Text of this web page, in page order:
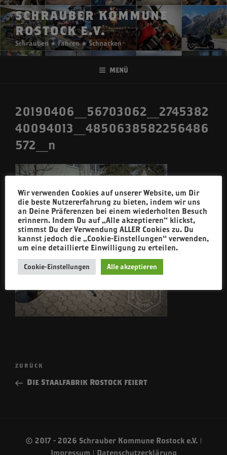
Zum
Inhalt
springen
SCHRAUBER KOMMUNE
ROSTOCK E.V.
Schrauben ★ Fahren ★ Schnacken
Menü
20190406_56703062_2745382
40094013_4850638582256486
572_n
Beitragsnavigation
Vorheriger
Beitrag
ZURÜCK
Die Staalfabrik Rostock feiert
© 2017 - 2026 Schrauber Kommune Rostock e.V. |
Impressum | Datenschutzerklärung
Wir verwenden Cookies auf unserer Website, um Dir
die beste Nutzererfahrung zu bieten, indem wir uns
an Deine Präferenzen bei einem wiederholten Besuch
erinnern. Indem Du auf „Alle akzeptieren“ klickst,
stimmst Du der Verwendung ALLER Cookies zu. Du
kannst jedoch die „Cookie-Einstellungen“ verwenden,
um eine detaillierte Einwilligung zu erteilen.
Cookie-Einstellungen Alle akzeptieren